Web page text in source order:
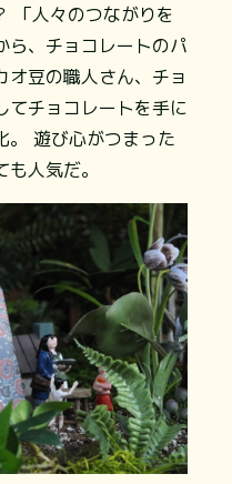
「人々のつながりを
ら、チョコレートのパ
オ豆の職人さん、チョ
てチョコレートを手に
。 遊び心がつまった
人気だ。